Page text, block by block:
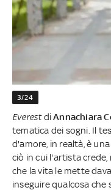
3/24
Everest diAnnachiara
tematica dei sogni. Il
d'amore, in realtà, è
ciò in cui l'artista
che la vita le mette
inseguire qualcosa